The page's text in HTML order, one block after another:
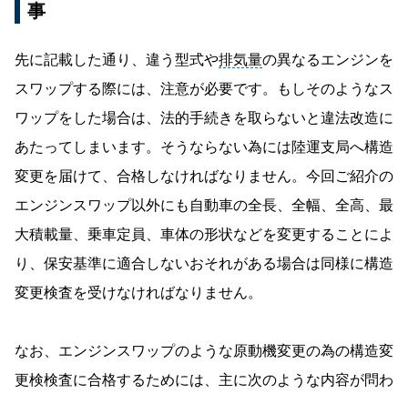
事
先に記載した通り、違う型式や排気量の異なるエンジンを
スワップする際には、注意が必要です。もしそのようなス
ワップをした場合は、法的手続きを取らないと違法改造に
あたってしまいます。そうならない為には陸運支局へ構造
変更を届けて、合格しなければなりません。今回ご紹介の
エンジンスワップ以外にも自動車の全長、全幅、全高、最
大積載量、乗車定員、車体の形状などを変更することによ
り、保安基準に適合しないおそれがある場合は同様に構造
変更検査を受けなければなりません。
なお、エンジンスワップのような原動機変更の為の構造変
更検検査に合格するためには、主に次のような内容が問わ